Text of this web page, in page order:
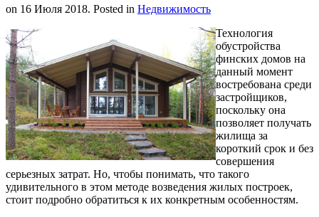
on 16 Июля 2018. Posted in Недвижимость
Технология
обустройства
финских домов на
данный момент
востребована среди
застройщиков,
поскольку она
позволяет получать
жилища за
короткий срок и без
совершения
серьезных затрат. Но, чтобы понимать, что такого
удивительного в этом методе возведения жилых построек,
стоит подробно обратиться к их конкретным особенностям.